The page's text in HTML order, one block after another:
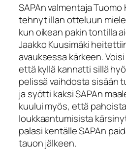
SAPAn valmentaja Tuomo
tehnyt illan otteluun
kun oikean pakin tontilla
Jaakko Kuusimäki
avauksessa kärkeen.
että kyllä kannatti sillä
pelissä vaihdosta sisään
ja syötti kaksi SAPAn
kuului myös, että pahoista
loukkaantumisista
palasi kentälle SAPAn
tauon jälkeen.